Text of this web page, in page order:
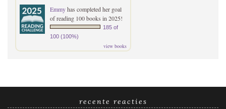
Emmyhas completed her goal
of reading 100 books in 2025!
185 of
100 (100%)
view books
recente reacties